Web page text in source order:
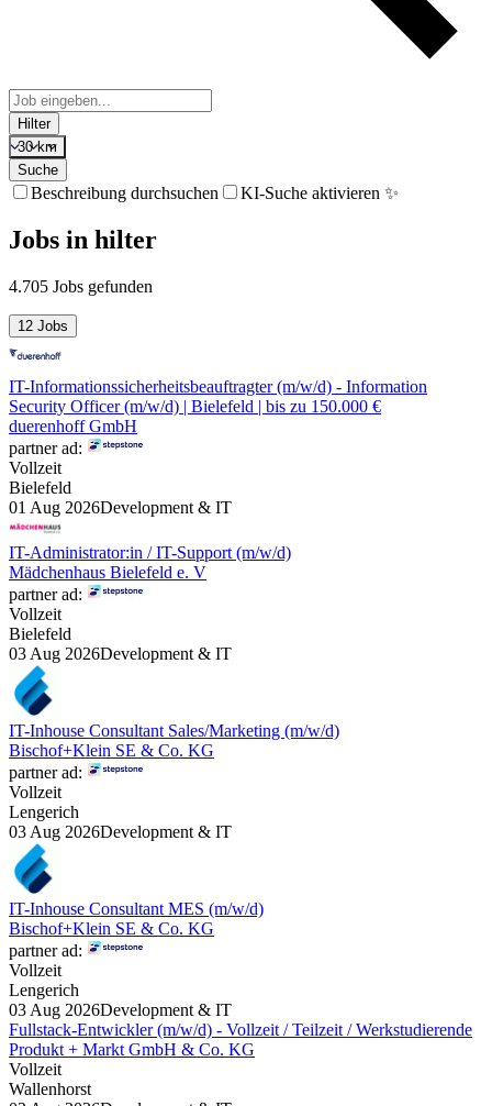
Hilter
30 km
Suche
Beschreibung durchsuchen KI-Suche aktivieren ✨
Jobs in hilter
4.705 Jobs gefunden
12 Jobs
IT-Informationssicherheitsbeauftragter (m/w/d) - Information
Security Officer (m/w/d) | Bielefeld | bis zu 150.000 €
duerenhoff GmbH
partner ad:
Vollzeit
Bielefeld
01 Aug 2026Development & IT
IT-Administrator:in / IT-Support (m/w/d)
Mädchenhaus Bielefeld e. V
partner ad:
Vollzeit
Bielefeld
03 Aug 2026Development & IT
IT-Inhouse Consultant Sales/Marketing (m/w/d)
Bischof+Klein SE & Co. KG
partner ad:
Vollzeit
Lengerich
03 Aug 2026Development & IT
IT-Inhouse Consultant MES (m/w/d)
Bischof+Klein SE & Co. KG
partner ad:
Vollzeit
Lengerich
03 Aug 2026Development & IT
Fullstack-Entwickler (m/w/d) - Vollzeit / Teilzeit / Werkstudierende
Produkt + Markt GmbH & Co. KG
Vollzeit
Wallenhorst